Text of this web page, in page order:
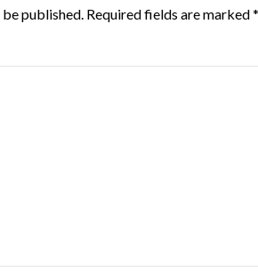
published. Required fields are marked*